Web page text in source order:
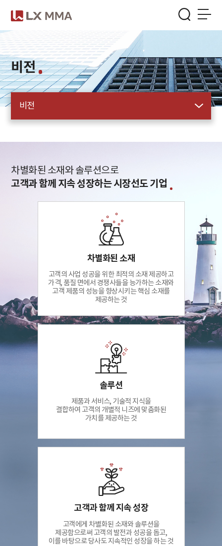
menu
/
본문가기
비전
비전
차별화된 소재와 솔루션으로
고객과 함께 지속 성장하는 시장선도 기업
차별화된 소재
고객의 사업 성공을 위한 최적의 소재 제공하고
가격, 품질 면에서 경쟁사들을 능가하는 소재와
고객 제품의 성능을 향상시키는 핵심 소재를
제공하는 것
솔루션
제품과 서비스, 기술적 지식을
결합하여 고객의 개별적 니즈에 맞춤화된
가치를 제공하는 것
고객과 함께 지속 성장
고객에게 차별화된 소재와 솔루션을
제공함으로써 고객의 발전과 성공을 돕고,
이를 바탕으로 당사도 지속적인 성장을 하는 것